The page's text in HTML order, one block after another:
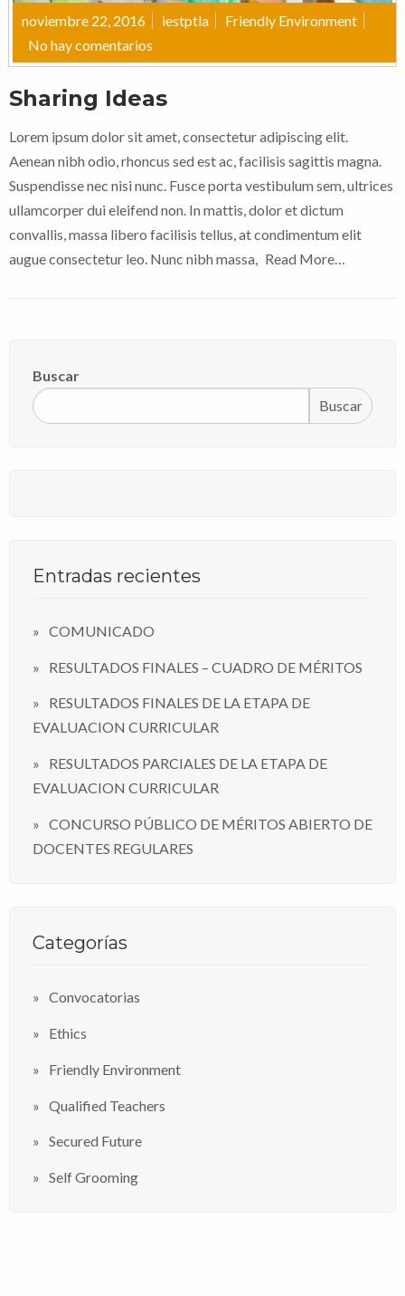
noviembre 22, 2016 iestptla
Friendly Environment
No hay comentarios
Sharing Ideas
Lorem ipsum dolor sit amet, consectetur adipiscing elit.
Aenean nibh odio, rhoncus sed est ac, facilisis sagittis magna.
Suspendisse nec nisi nunc. Fusce porta vestibulum sem, ultrices
ullamcorper dui eleifend non. In mattis, dolor et dictum
convallis, massa libero facilisis tellus, at condimentum elit
augue consectetur leo. Nunc nibh massa, Read More…
Buscar
Buscar
Entradas recientes
COMUNICADO
RESULTADOS FINALES – CUADRO DE MÉRITOS
RESULTADOS FINALES DE LA ETAPA DE
EVALUACION CURRICULAR
RESULTADOS PARCIALES DE LA ETAPA DE
EVALUACION CURRICULAR
CONCURSO PÚBLICO DE MÉRITOS ABIERTO DE
DOCENTES REGULARES
Categorías
Convocatorias
Ethics
Friendly Environment
Qualified Teachers
Secured Future
Self Grooming